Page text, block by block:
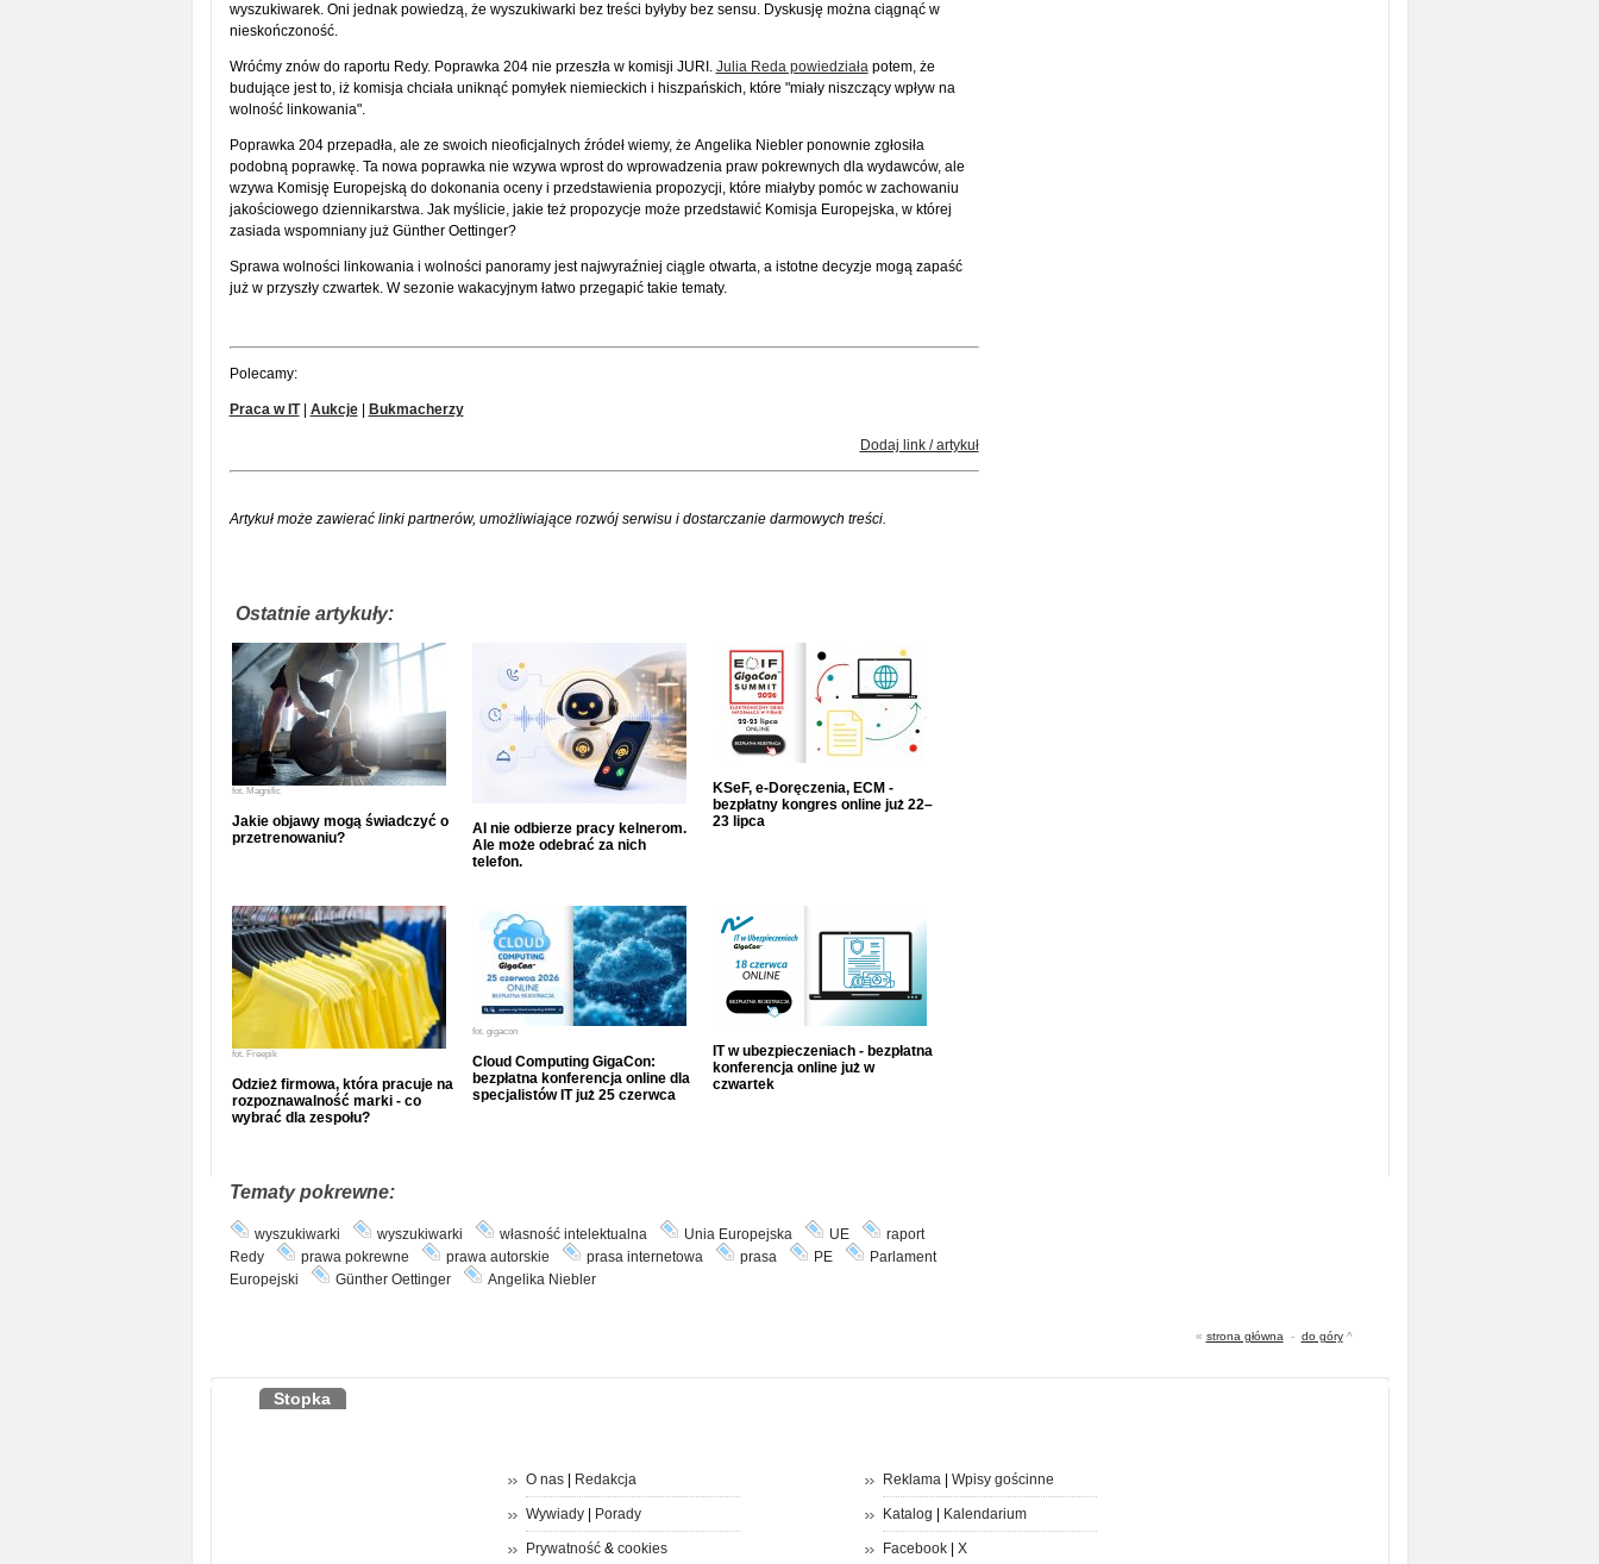
wyszukiwarek. Oni jednak powiedzą, że wyszukiwarki bez treści byłyby bez sensu. Dyskusję można ciągnąć w
nieskończoność.
Wróćmy znów do raportu Redy. Poprawka 204 nie przeszła w komisji JURI. Julia Reda powiedziałapotem, że
budujące jest to, iż komisja chciała uniknąć pomyłek niemieckich i hiszpańskich, które "miały niszczący wpływ na
wolność linkowania".
Poprawka 204 przepadła, ale ze swoich nieoficjalnych źródeł wiemy, że Angelika Niebler ponownie zgłosiła
podobną poprawkę. Ta nowa poprawka nie wzywa wprost do wprowadzenia praw pokrewnych dla wydawców, ale
wzywa Komisję Europejską do dokonania oceny i przedstawienia propozycji, które miałyby pomóc w zachowaniu
jakościowego dziennikarstwa. Jak myślicie, jakie też propozycje może przedstawić Komisja Europejska, w której
zasiada wspomniany już Günther Oettinger?
Sprawa wolności linkowania i wolności panoramy jest najwyraźniej ciągle otwarta, a istotne decyzje mogą zapaść
już w przyszły czwartek. W sezonie wakacyjnym łatwo przegapić takie tematy.
Polecamy:
Praca w IT| Aukcje| Bukmacherzy
Dodaj link / artykuł
Artykuł może zawierać linki partnerów, umożliwiające rozwój serwisu i dostarczanie darmowych treści.
Ostatnie artykuły:
fot. Magnific
Jakie objawy mogą świadczyć o
przetrenowaniu?
AI nie odbierze pracy kelnerom.
Ale może odebrać za nich
telefon.
KSeF, e-Doręczenia, ECM -
bezpłatny kongres online już 22–
23 lipca
fot. Freepik
Odzież firmowa, która pracuje na
rozpoznawalność marki - co
wybrać dla zespołu?
fot. gigacon
Cloud Computing GigaCon:
bezpłatna konferencja online dla
specjalistów IT już 25 czerwca
IT w ubezpieczeniach - bezpłatna
konferencja online już w
czwartek
Tematy pokrewne:
wyszukiwarki wyszukiwarki własność intelektualna Unia Europejska UE
raport
Redy
prawa pokrewne prawa autorskie prasa internetowa prasa PE
Parlament
Europejski
Günther Oettinger Angelika Niebler
« strona główna - do góry^
Stopka
O nas| Redakcja
Wywiady| Porady
Prywatność& cookies
Reklama| Wpisy gościnne
Katalog Kalendarium
Facebook| X